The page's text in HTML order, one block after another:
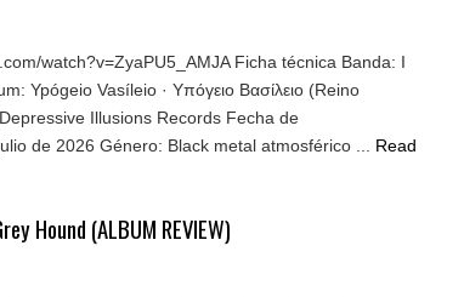
watch?v=ZyaPU5_AMJA Ficha técnica Banda: I
Ypógeio Vasíleio · Υπόγειο Βασίλειο (Reino
Illusions Records Fecha de
de 2026 Género: Black metal atmosférico ...
Read
Hound (ALBUM REVIEW)